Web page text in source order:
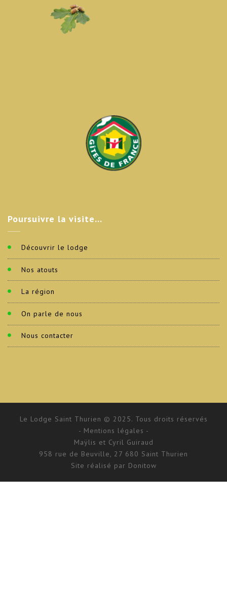
Poursuivre la visite…
Découvrir le lodge
Nos atouts
La région
On parle de nous
Nous contacter
Le Lodge Saint Thurien © 2025. Tous droits réservés
- Mentions légales -
Maÿlis et Cyril Guiraud
958 rue de Beuville, 27 680 Saint Thurien
Site réalisé par Donitow